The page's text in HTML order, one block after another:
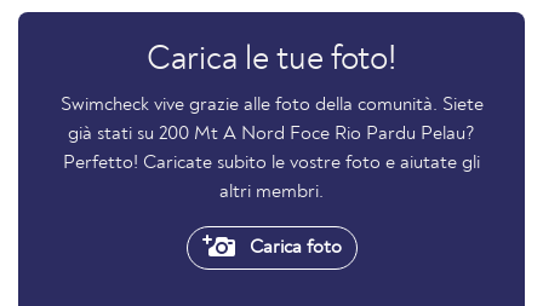
Carica le tue foto!
Swimcheck vive grazie alle foto della comunità. Siete
già stati su 200 Mt A Nord Foce Rio Pardu Pelau?
Perfetto! Caricate subito le vostre foto e aiutate gli
altri membri.
Carica foto